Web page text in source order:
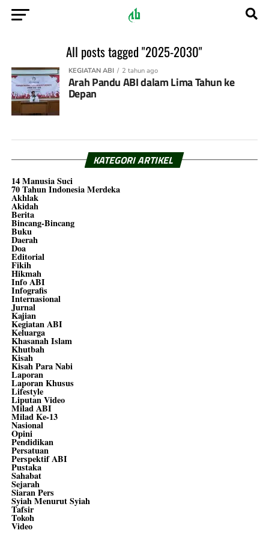
All posts tagged "2025-2030"
KEGIATAN ABI 2 tahun ago
Arah Pandu ABI dalam Lima Tahun ke
Depan
KATEGORI ARTIKEL
14 Manusia Suci
70 Tahun Indonesia Merdeka
Akhlak
Akidah
Berita
Bincang-Bincang
Buku
Daerah
Doa
Editorial
Fikih
Hikmah
Info ABI
Infografis
Internasional
Jurnal
Kajian
Kegiatan ABI
Keluarga
Khasanah Islam
Khutbah
Kisah
Kisah Para Nabi
Laporan
Laporan Khusus
Lifestyle
Liputan Video
Milad ABI
Milad Ke-13
Nasional
Opini
Pendidikan
Persatuan
Perspektif ABI
Pustaka
Sahabat
Sejarah
Siaran Pers
Syiah Menurut Syiah
Tafsir
Tokoh
Video